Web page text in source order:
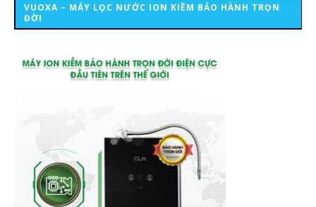
VUOXA – MÁY LỌC NƯỚC ION KIỀM BẢO HÀNH TRỌN
ĐỜI